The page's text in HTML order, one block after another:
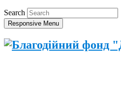
Search
Responsive Menu